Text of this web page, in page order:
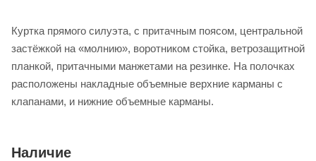
Куртка прямого силуэта, с притачным поясом, центральной
застёжкой на «молнию», воротником стойка, ветрозащитной
планкой, притачными манжетами на резинке. На полочках
расположены накладные объемные верхние карманы с
клапанами, и нижние объемные карманы.
Наличие